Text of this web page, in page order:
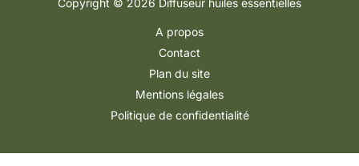
A propos
Contact
Plan du site
Mentions légales
Politique de confidentialité